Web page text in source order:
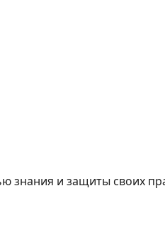
знания и защиты своих